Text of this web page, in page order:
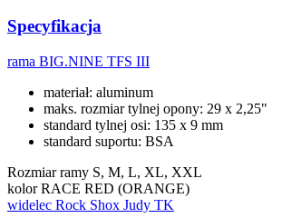
Specyfikacja
rama BIG.NINE TFS III
materiał: aluminum
maks. rozmiar tylnej opony: 29 x 2,25"
standard tylnej osi: 135 x 9 mm
standard suportu: BSA
Rozmiar ramy S, M, L, XL, XXL
kolor RACE RED (ORANGE)
widelec Rock Shox Judy TK